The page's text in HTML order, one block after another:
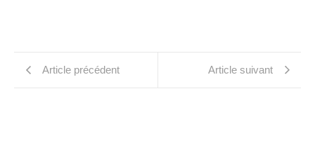
Article précédent Article suivant